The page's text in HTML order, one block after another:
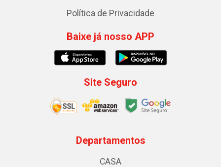
Política de Privacidade
Baixe já nosso APP
Site Seguro
Departamentos
CASA